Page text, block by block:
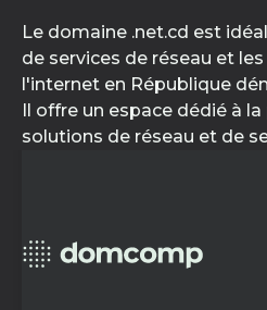
Le domaine .net.cd est
de services de réseau et
l'internet en République
Il offre un espace dédié à
solutions de réseau et de